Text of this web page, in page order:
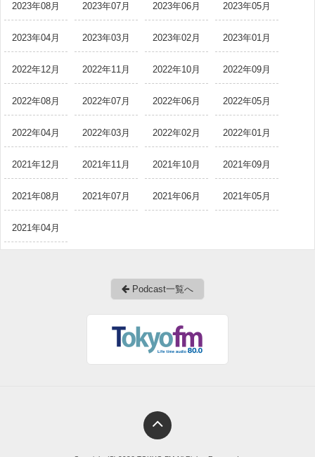
2023年08月 2023年07月 2023年06月 2023年05月
2023年04月 2023年03月 2023年02月 2023年01月
2022年12月 2022年11月 2022年10月 2022年09月
2022年08月 2022年07月 2022年06月 2022年05月
2022年04月 2022年03月 2022年02月 2022年01月
2021年12月 2021年11月 2021年10月 2021年09月
2021年08月 2021年07月 2021年06月 2021年05月
2021年04月
Podcast一覧へ